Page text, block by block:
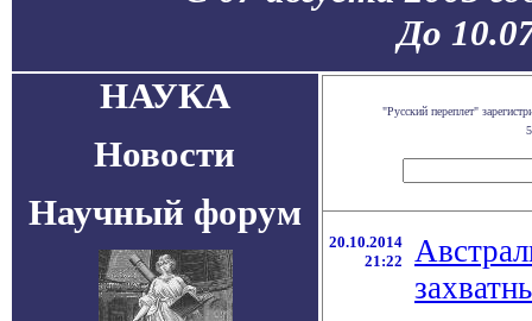
До
НАУКА
Новости
Научный форум
"Русский переплет"
20.10.2014
21:22